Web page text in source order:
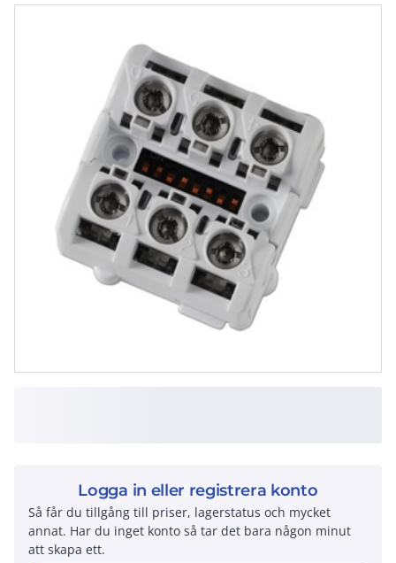
Logga in eller registrera konto
Så får du tillgång till priser, lagerstatus och mycket
annat. Har du inget konto så tar det bara någon minut
att skapa ett.